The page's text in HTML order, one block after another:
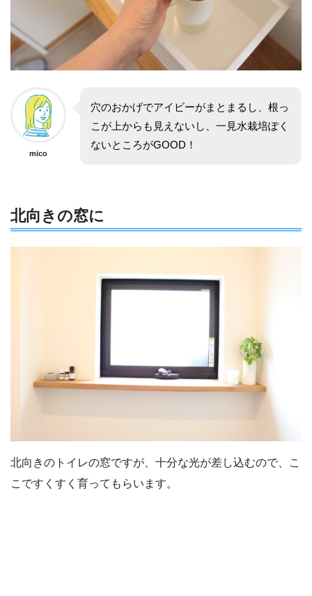
mico
穴のおかげでアイビーがまとまるし、根っ
こが上からも見えないし、一見水栽培ぽく
ないところがGOOD！
北向きの窓に
北向きのトイレの窓ですが、十分な光が差し込むので、こ
こですくすく育ってもらいます。